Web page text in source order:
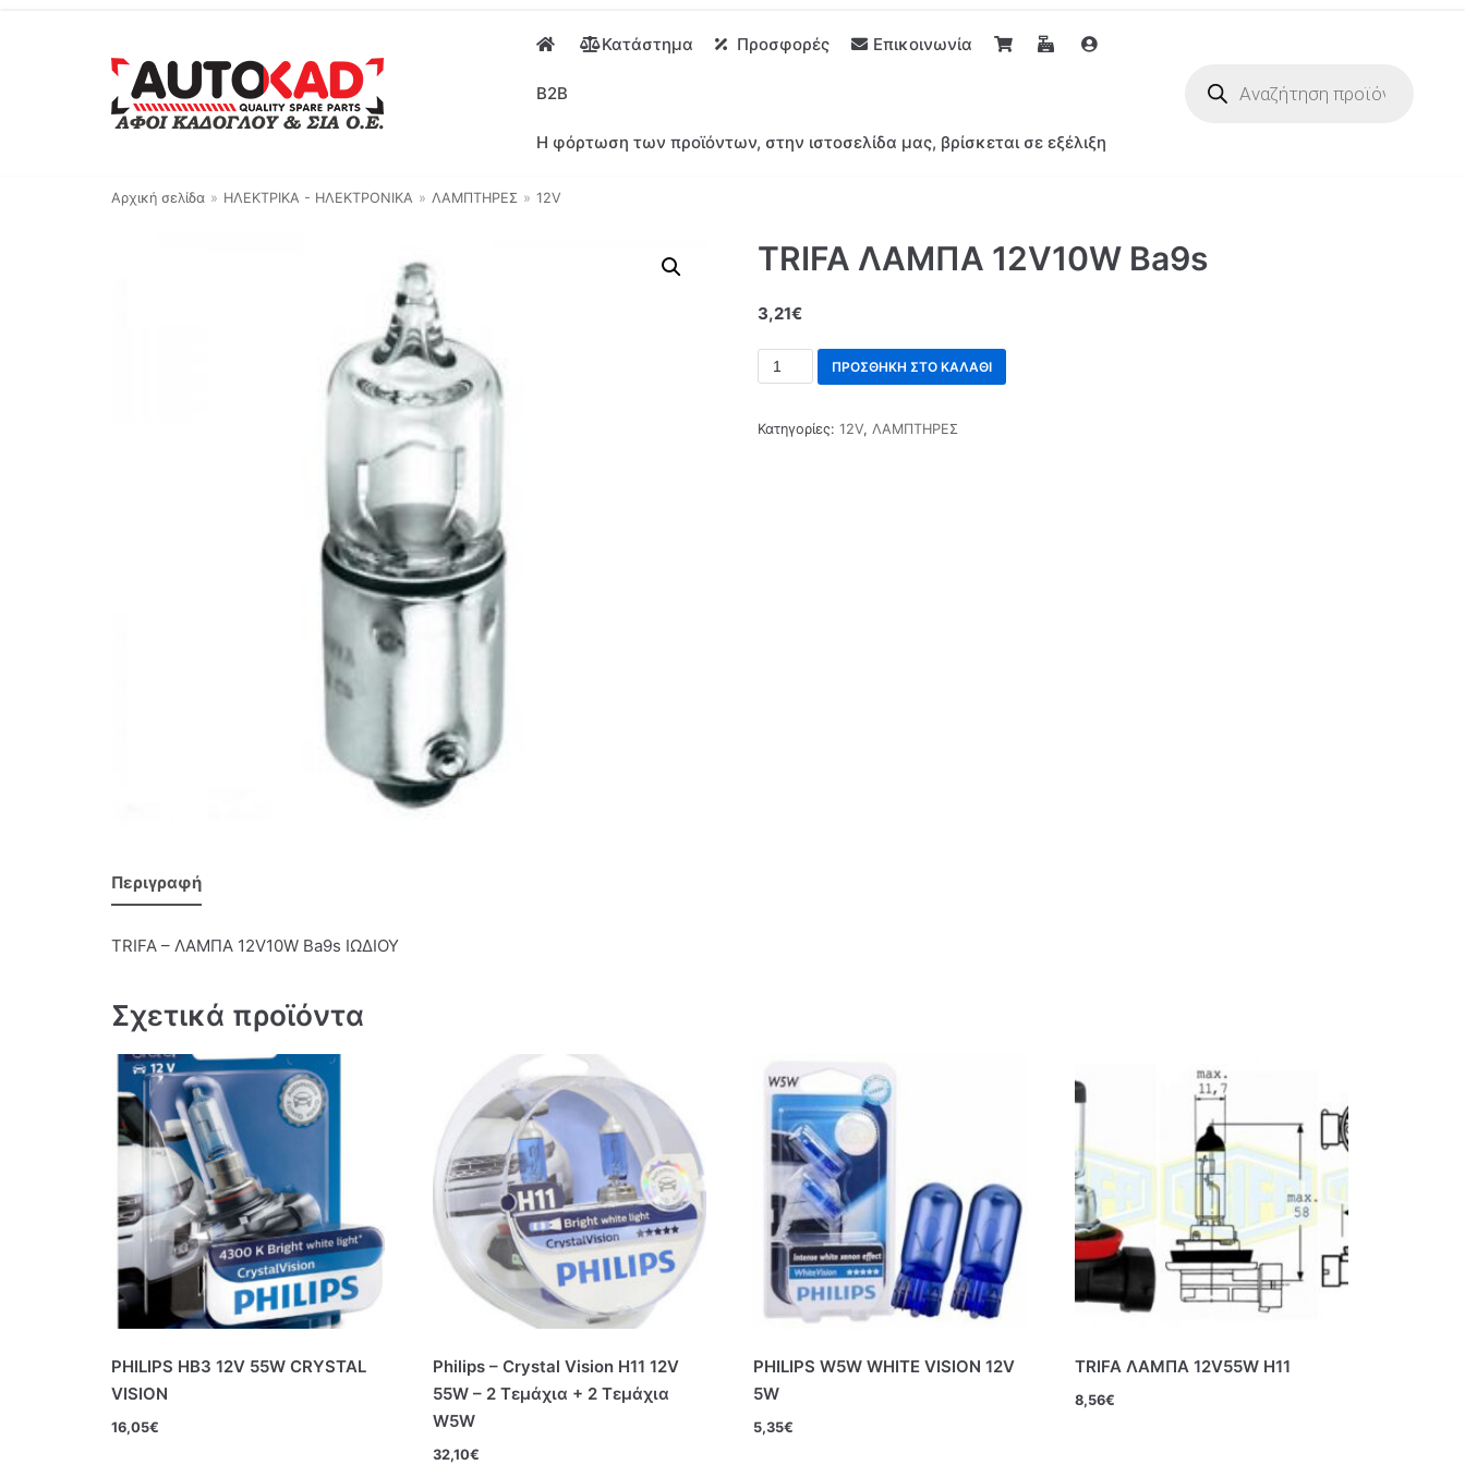
Κατάστημα Προσφορές Επικοινωνία
B2B
Η φόρτωση των προϊόντων, στην ιστοσελίδα μας, βρίσκεται σε εξέλιξη
Αρχική σελίδα » ΗΛΕΚΤΡΙΚΑ - ΗΛΕΚΤΡΟΝΙΚΑ » ΛΑΜΠΤΗΡΕΣ » 12V
TRIFA ΛΑΜΠΑ 12V10W Ba9s
3,21€
ΠΡΟΣΘΉΚΗ ΣΤΟ ΚΑΛΆΘΙ
Κατηγορίες: 12V, ΛΑΜΠΤΗΡΕΣ
Περιγραφή
TRIFA – ΛΑΜΠΑ 12V10W Ba9s ΙΩΔΙΟΥ
Σχετικά προϊόντα
PHILIPS HB3 12V 55W CRYSTAL
VISION
16,05€
Philips – Crystal Vision H11 12V
55W – 2 Τεμάχια + 2 Τεμάχια
W5W
32,10€
PHILIPS W5W WHITE VISION 12V
5W
5,35€
TRIFA ΛΑΜΠΑ 12V55W Η11
8,56€